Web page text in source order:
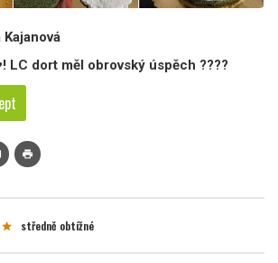
Kajanová
LC dort měl obrovský úspěch ????
print
star středně obtížné